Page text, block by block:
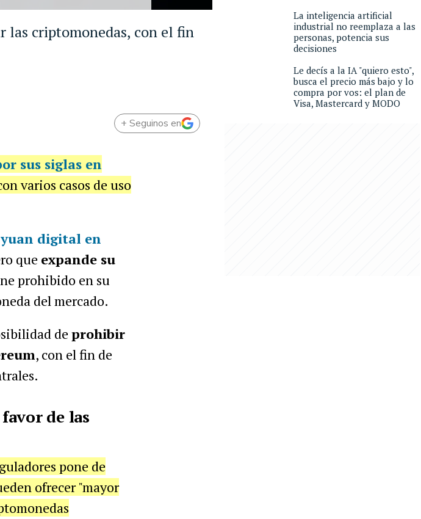
las criptomonedas, con el fin
+ Seguinos en
sus siglas en
varios casos de uso
yuan digital en
que expande su
prohibido en su
del mercado.
de prohibir
, con el fin de
de las
pone de
ofrecer "mayor
La inteligencia artificial
industrial no reemplaza a las
personas, potencia sus
decisiones
Le decís a la IA "quiero esto",
busca el precio más bajo y lo
compra por vos: el plan de
Visa, Mastercard y MODO